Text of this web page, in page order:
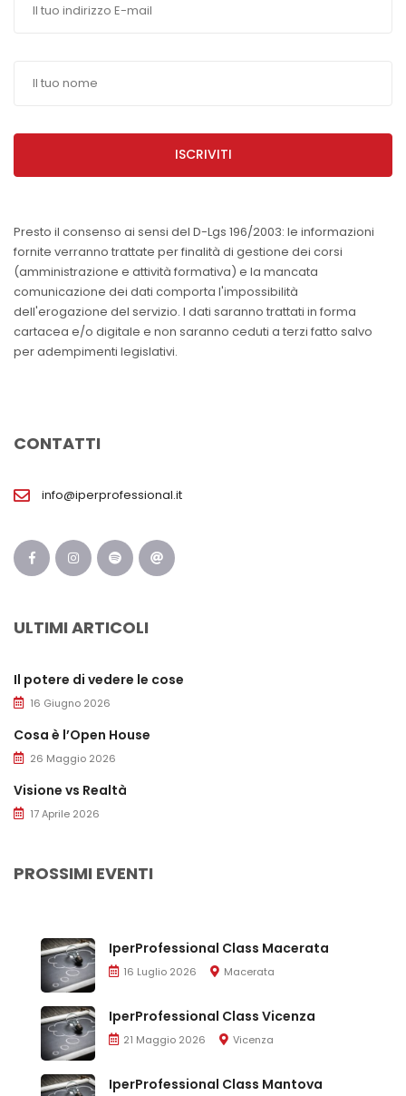
ISCRIVITI
Presto il consenso ai sensi del D-Lgs 196/2003: le informazioni
fornite verranno trattate per finalità di gestione dei corsi
(amministrazione e attività formativa) e la mancata
comunicazione dei dati comporta l'impossibilità
dell'erogazione del servizio. I dati saranno trattati in forma
cartacea e/o digitale e non saranno ceduti a terzi fatto salvo
per adempimenti legislativi.
CONTATTI
info@iperprofessional.it
ULTIMI ARTICOLI
Il potere di vedere le cose
16 Giugno 2026
Cosa è l’Open House
26 Maggio 2026
Visione vs Realtà
17 Aprile 2026
PROSSIMI EVENTI
IperProfessional Class Macerata
16 Luglio 2026 Macerata
IperProfessional Class Vicenza
21 Maggio 2026 Vicenza
IperProfessional Class Mantova